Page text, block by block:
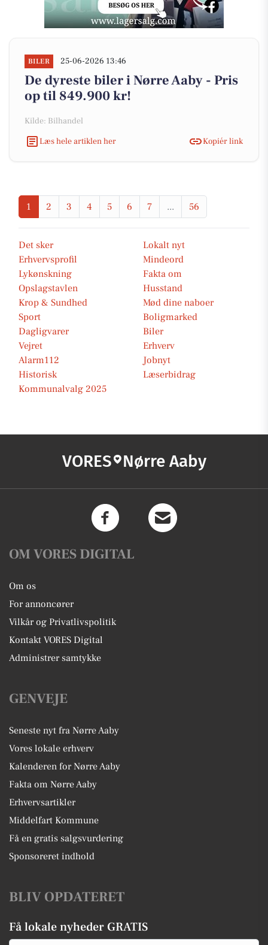
BILER 25-06-2026 13:46
De dyreste biler i Nørre Aaby - Pris
op til 849.900 kr!
Kilde: Bilhandel
Læs hele artiklen her
Kopiér link
1 2 3 4 5 6 7 ... 56
Det sker
Lokalt nyt
Erhvervsprofil
Mindeord
Lykønskning
Fakta om
Opslagstavlen
Husstand
Krop & Sundhed
Mød dine naboer
Sport
Boligmarked
Dagligvarer
Biler
Vejret
Erhverv
Alarm112
Jobnyt
Historisk
Læserbidrag
Kommunalvalg 2025
VORES Nørre Aaby
OM VORES DIGITAL
Om os
For annoncører
Vilkår og Privatlivspolitik
Kontakt VORES Digital
Administrer samtykke
GENVEJE
Seneste nyt fra Nørre Aaby
Vores lokale erhverv
Kalenderen for Nørre Aaby
Fakta om Nørre Aaby
Erhvervsartikler
Middelfart Kommune
Få en gratis salgsvurdering
Sponsoreret indhold
BLIV OPDATERET
Få lokale nyheder GRATIS